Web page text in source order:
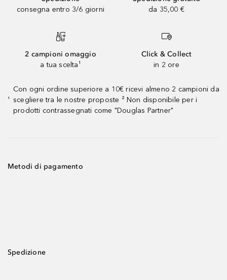
consegna entro 3/6 giorni
da 35,00 €
2 campioni omaggio
a tua scelta¹
Click & Collect
in 2 ore
¹
Con ogni ordine superiore a 10€ ricevi almeno 2 campioni da
scegliere tra le nostre proposte ² Non disponibile per i
prodotti contrassegnati come "Douglas Partner"
Metodi di pagamento
Spedizione